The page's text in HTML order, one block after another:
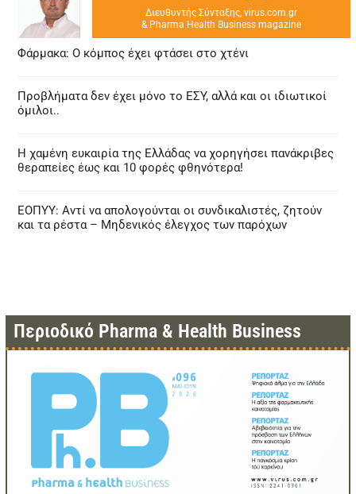
Διευθυντής Σύνταξης, virus.com.gr
& Pharma Health Business magazine
Φάρμακα: Ο κόμπος έχει φτάσει στο χτένι
Προβλήματα δεν έχει μόνο το ΕΣΥ, αλλά και οι ιδιωτικοί
όμιλοι..
Η χαμένη ευκαιρία της Ελλάδας να χορηγήσει πανάκριβες
θεραπείες έως και 10 φορές φθηνότερα!
ΕΟΠΥΥ: Αντί να απολογούνται οι συνδικαλιστές, ζητούν
και τα ρέστα – Μηδενικός έλεγχος των παρόχων
Περιοδικό Pharma & Health Business